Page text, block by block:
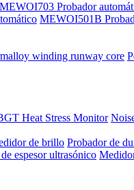
MEWOI703 Probador
MEWOI501B
winding runway core
Heat Stress Monitor
de brillo Probador de
espesor ultrasónico